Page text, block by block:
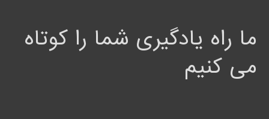
ما راه یادگیری شما را کوتاه
می کنیم